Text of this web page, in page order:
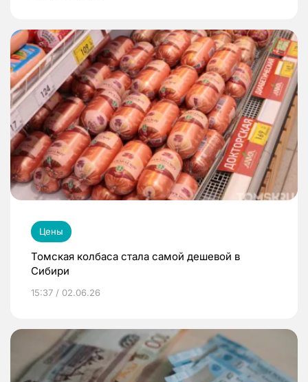
Цены
Томская колбаса стала самой дешевой в
Сибири
15:37 / 02.06.26